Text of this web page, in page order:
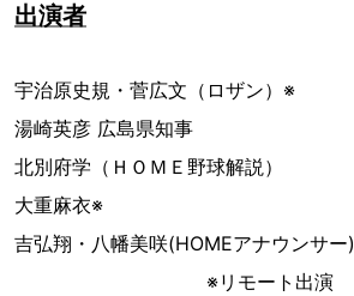
出演者
宇治原史規・菅広文（ロザン）※
湯崎英彦 広島県知事
北別府学（ＨＯＭＥ野球解説）
大重麻衣※
吉弘翔・八幡美咲(HOMEアナウンサー)
※リモート出演